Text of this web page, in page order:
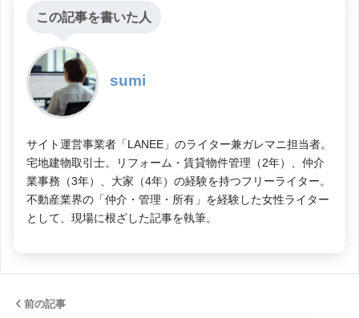
この記事を書いた人
sumi
サイト運営事業者「LANEE」のライター兼ガレマニ担当者。
宅地建物取引士。リフォーム・賃貸物件管理（2年）、仲介
業事務（3年）、大家（4年）の経験を持つフリーライター。
不動産業界の「仲介・管理・所有」を経験した女性ライター
として、現場に根ざした記事を執筆。
前の記事